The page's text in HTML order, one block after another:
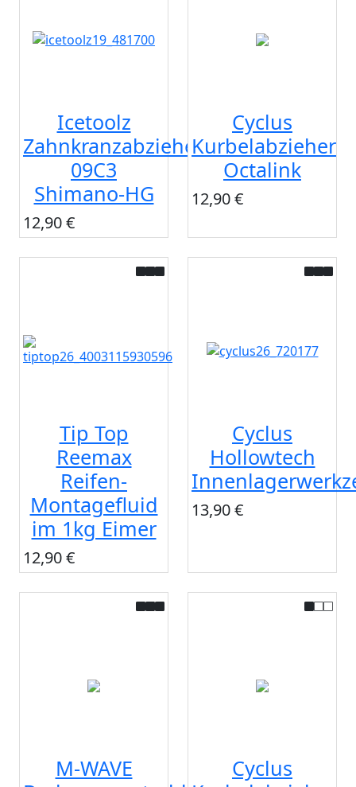
Icetoolz
Zahnkranzabzieher
09C3
Shimano-HG
12,90 €
Cyclus
Kurbelabzieher
Octalink
12,90 €
Tip Top
Reemax
Reifen-
Montagefluid
im 1kg Eimer
12,90 €
Cyclus
Hollowtech
13,90 €
M-WAVE
Cyclus